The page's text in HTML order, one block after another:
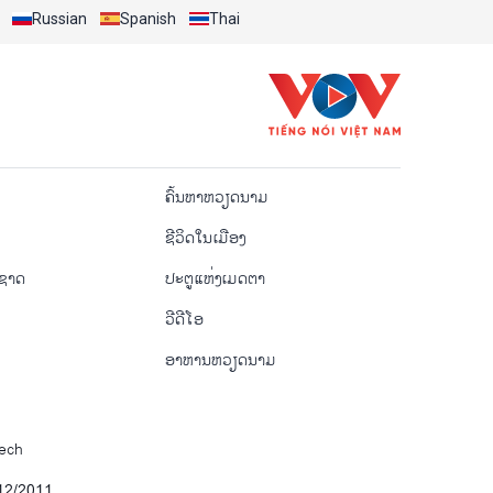
Russian Spanish Thai
ຄົ້ນຫາຫວຽດນາມ
ຊີ​ວິດ​ໃນ​ເມືອງ
າດ
ປະຕູແຫ່ງເມດຕາ
ວີດີໂອ
ອາຫານຫວຽດນາມ